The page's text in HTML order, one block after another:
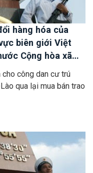
hàng hóa của
biên giới Việt
Cộng hòa xã
phủ nước
Lào
công dan cư trú
qua lại mua bán trao